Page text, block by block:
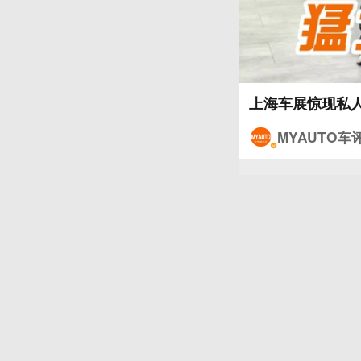
上海车展惊现私
MYAUTO车